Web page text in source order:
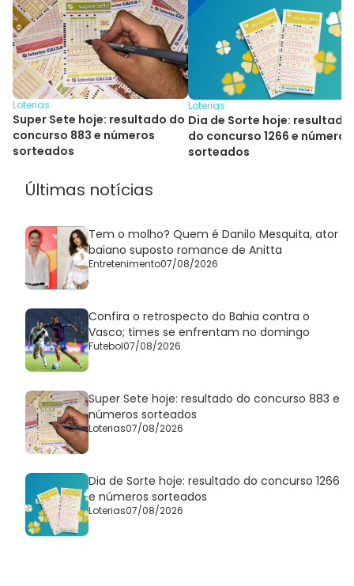
Loterias
Super Sete hoje: resultado do
concurso 883 e números
sorteados
Loterias
Dia de Sorte hoje: resultado
do concurso 1266 e números
sorteados
Últimas notícias
Tem o molho? Quem é Danilo Mesquita, ator
baiano suposto romance de Anitta
Entretenimento07/08/2026
Confira o retrospecto do Bahia contra o
Vasco; times se enfrentam no domingo
Futebol07/08/2026
Super Sete hoje: resultado do concurso 883 e
números sorteados
Loterias07/08/2026
Dia de Sorte hoje: resultado do concurso 1266
e números sorteados
Loterias07/08/2026